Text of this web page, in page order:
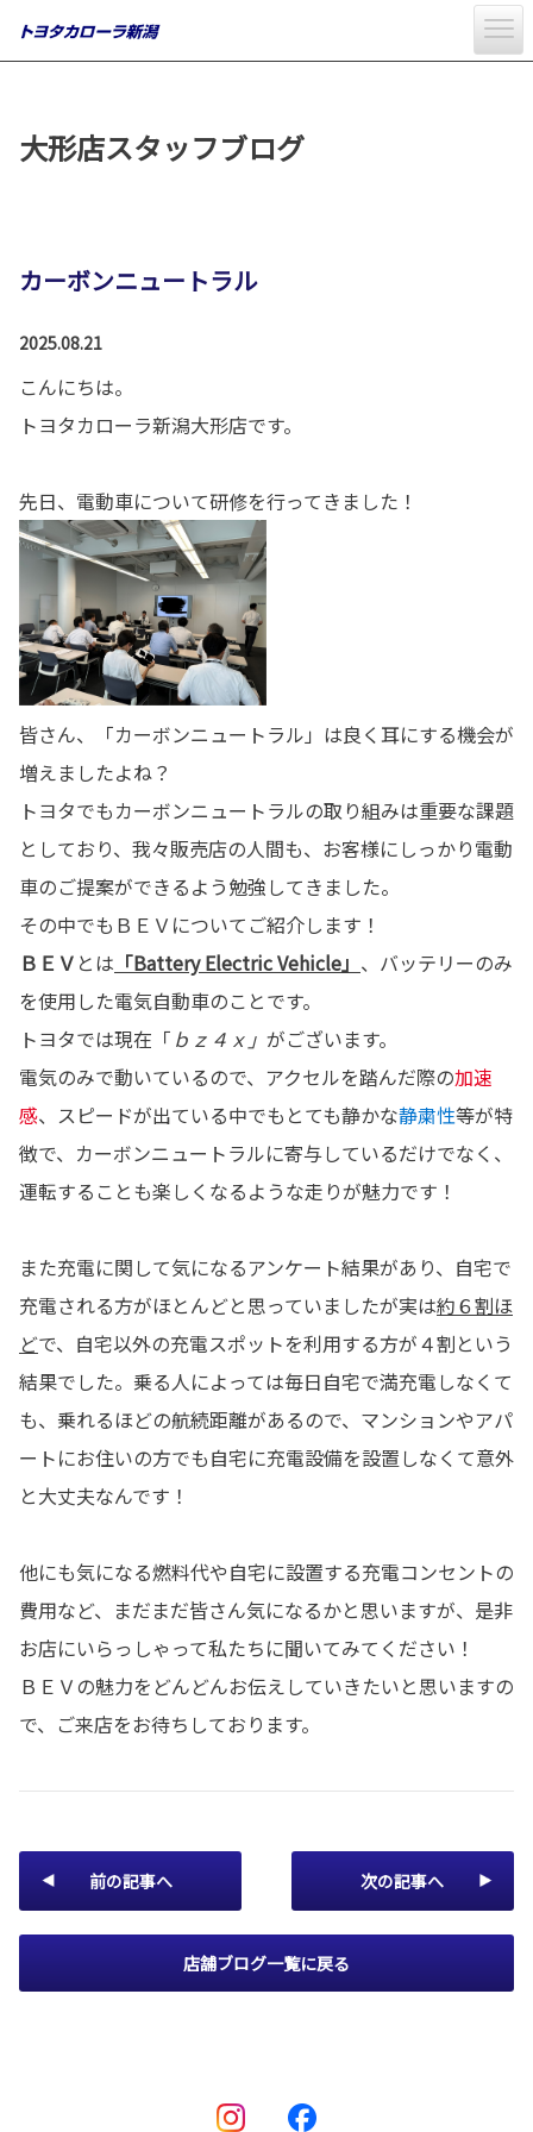
大形店スタッフブログ
カーボンニュートラル
2025.08.21
こんにちは。
トヨタカローラ新潟大形店です。
先日、電動車について研修を行ってきました！
皆さん、「カーボンニュートラル」は良く耳にする機会が
増えましたよね？
トヨタでもカーボンニュートラルの取り組みは重要な課題
としており、我々販売店の人間も、お客様にしっかり電動
車のご提案ができるよう勉強してきました。
その中でもＢＥＶについてご紹介します！
ＢＥＶ とは 「Battery Electric Vehicle」 、バッテリーのみ
を使用した電気自動車のことです。
トヨタでは現在「 ｂｚ４ｘ」 がございます。
電気のみで動いているので、アクセルを踏んだ際の加速
感、スピードが出ている中でもとても静かな静粛性等が特
徴で、カーボンニュートラルに寄与しているだけでなく、
運転することも楽しくなるような走りが魅力です！
また充電に関して気になるアンケート結果があり、自宅で
充電される方がほとんどと思っていましたが実は約６割ほ
どで、自宅以外の充電スポットを利用する方が４割という
結果でした。乗る人によっては毎日自宅で満充電しなくて
も、乗れるほどの航続距離があるので、マンションやアパ
ートにお住いの方でも自宅に充電設備を設置しなくて意外
と大丈夫なんです！
他にも気になる燃料代や自宅に設置する充電コンセントの
費用など、まだまだ皆さん気になるかと思いますが、是非
お店にいらっしゃって私たちに聞いてみてください！
ＢＥＶの魅力をどんどんお伝えしていきたいと思いますの
で、ご来店をお待ちしております。
前の記事へ
店舗ブログ一覧に戻る
次の記事へ